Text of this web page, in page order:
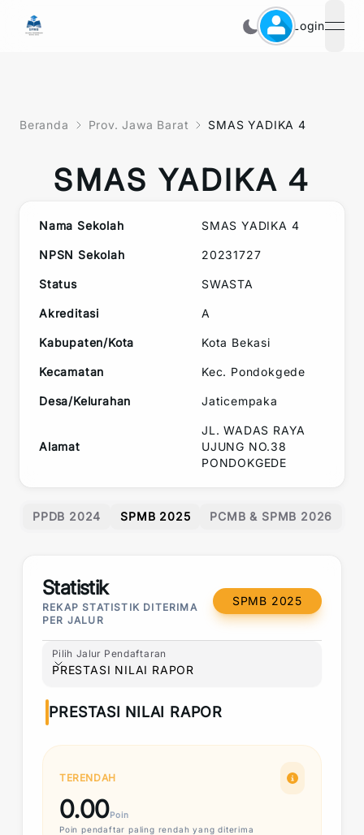
Login
Beranda Prov. Jawa Barat SMAS YADIKA 4
SMAS YADIKA 4
Nama Sekolah SMAS YADIKA 4
NPSN Sekolah 20231727
Status SWASTA
Akreditasi A
Kabupaten/Kota Kota Bekasi
Kecamatan Kec. Pondokgede
Desa/Kelurahan Jaticempaka
Alamat
JL. WADAS RAYA
UJUNG NO.38
PONDOKGEDE
PPDB 2024 SPMB 2025 PCMB & SPMB 2026
Statistik
REKAP STATISTIK DITERIMA
PER JALUR
SPMB 2025
Pilih Jalur Pendaftaran
Pilih Jalur Pendaftaran
PRESTASI NILAI RAPOR
PRESTASI NILAI RAPOR
TERENDAH
0.00Poin
Poin pendaftar paling rendah yang diterima